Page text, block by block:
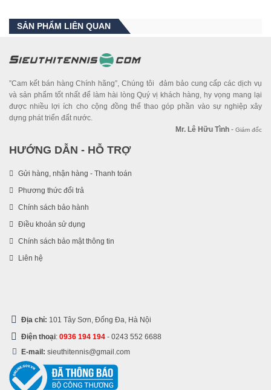
SẢN PHẨM LIÊN QUAN
”Cam kết bán hàng Chính hãng”, Chúng tôi đảm bảo cung cấp các dịch vụ
và sản phẩm tốt nhất để làm hài lòng Quý vị khách hàng, hy vọng mang lại
được nhiều lợi ích cho cộng đồng thể thao góp phần vào sự nghiệp xây
dựng phát triển đất nước.
Mr. Lê Hữu Tình - Giám đốc
HƯỚNG DẪN - HỖ TRỢ
Gửi hàng, nhận hàng - Thanh toán
Phương thức đổi trả
Chính sách bảo hành
Điều khoản sử dụng
Chính sách bảo mật thông tin
Liên hệ
Địa chỉ: 101 Tây Sơn, Đống Đa, Hà Nội
Điện thoại: 0936 194 194 - 0243 552 6688
E-mail: sieuthitennis@gmail.com